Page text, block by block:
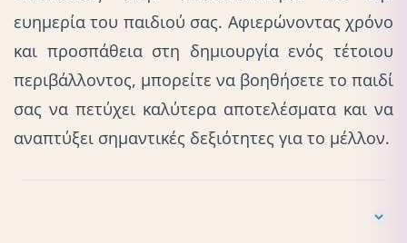
ευημερία του παιδιού σας. Αφιερώνοντας χρόνο
και προσπάθεια στη δημιουργία ενός τέτοιου
περιβάλλοντος, μπορείτε να βοηθήσετε το παιδί
σας να πετύχει καλύτερα αποτελέσματα και να
αναπτύξει σημαντικές δεξιότητες για το μέλλον.